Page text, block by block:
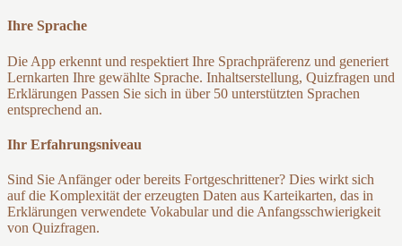
Ihre Sprache
Die App erkennt und respektiert Ihre Sprachpräferenz und generiert
Lernkarten Ihre gewählte Sprache. Inhaltserstellung, Quizfragen und
Erklärungen Passen Sie sich in über 50 unterstützten Sprachen
entsprechend an.
Ihr Erfahrungsniveau
Sind Sie Anfänger oder bereits Fortgeschrittener? Dies wirkt sich
auf die Komplexität der erzeugten Daten aus Karteikarten, das in
Erklärungen verwendete Vokabular und die Anfangsschwierigkeit
von Quizfragen.